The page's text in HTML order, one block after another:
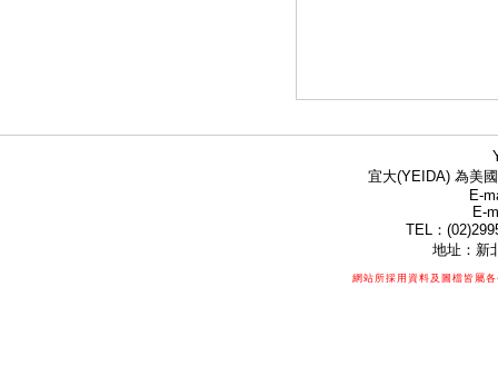
宜大(YEIDA) 為美
E-
E-
TEL：
地址：新
網站所採用資料及圖檔皆屬